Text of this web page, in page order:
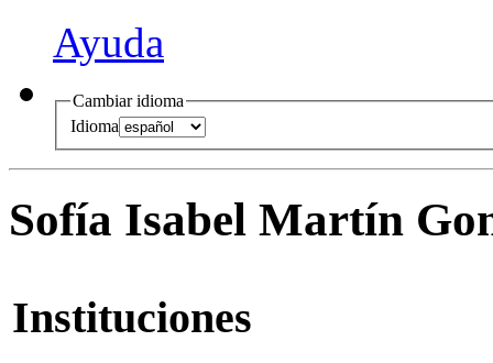
Ayuda
Cambiar idioma
Idioma
Sofía Isabel Martín
Instituciones